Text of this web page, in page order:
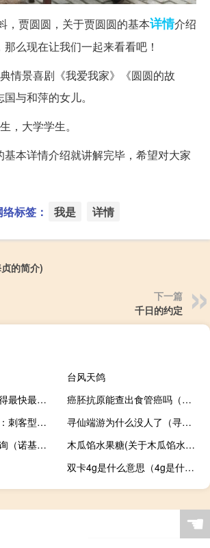
，贾圆圆，关于贾圆圆的基本详情介绍
么现在让我们一起来看看吧！
情景喜剧《我爱我家》《圆圆的故
与和萍的女儿。
，大学学生。
本详情介绍就讲解完毕，希望对大家
络标签： 我是 详情
的简介)
下一篇
千日的约定
台风天鸽
宝宝咳嗽吃什么好得最快最有效（宝宝咳嗽吃什么好的快）
癌胚抗原能查出食管癌吗（癌胚抗原能查出癌症吗）
王者荣耀日常问答：刺客型英雄需要在项羽的控制技能交出后进场
寻仙端游为什么没人了（寻仙骑宠）
诺基亚手机保修查询（诺基亚官方售后服务网站查询）
木瓜馅水果糖(关于木瓜馅水果糖的简介)
双卡4g是什么意思（4g是什么意思）
☚